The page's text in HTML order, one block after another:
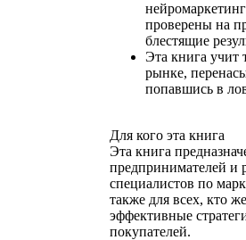
проверены на
блестящие
Эта книга учит
рынке,
попавшись в
Для кого эта книга
Эта книга
предпринимателей и
специалистов по
также для всех, кто
эффективные
покупателей.